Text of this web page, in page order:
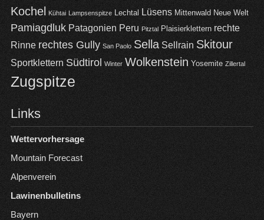
Kochel Kühtai Lampsenspitze Lechtal Lüsens Mittenwald Neue Welt
Pamiagdluk Patagonien Peru Pitztal Plaisierklettern rechte
Rinne rechtes Gully San Paolo Sella Sellrain Skitour
Sportklettern Südtirol Winter Wolkenstein Yosemite Zillertal
Zugspitze
Links
Wettervorhersage
Mountain Forecast
Alpenverein
Lawinenbulletins
Bayern